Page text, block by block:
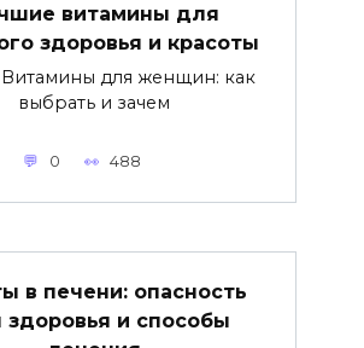
витамины для
здоровья и красоты
для женщин: как
выбрать и зачем
0 488
в печени: опасность
здоровья и способы